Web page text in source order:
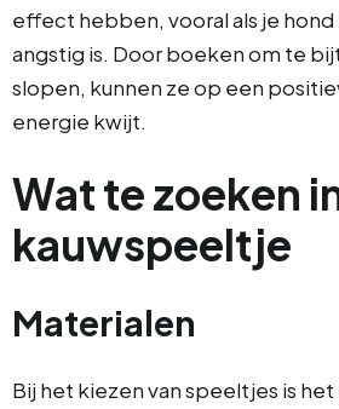
effect hebben, vooral als je
angstig is. Door boeken om te
slopen, kunnen ze op een
energie kwijt.
Wat te zoeken
kauwspeeltje
Materialen
Bij het kiezen van speeltjes is